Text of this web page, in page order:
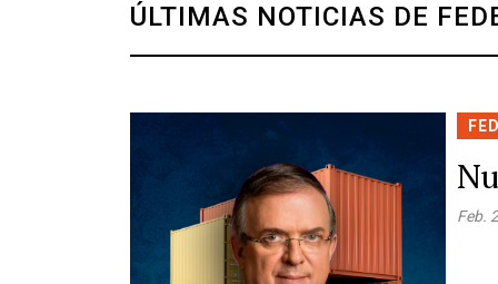
ÚLTIMAS NOTICIAS DE
Feb.